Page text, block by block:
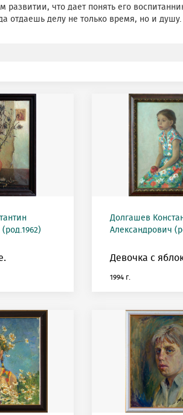
развитии, что дает понять его
отдаешь делу не только время, но и душу.
Долгашев
Александрович
Девочка с
1994 г.